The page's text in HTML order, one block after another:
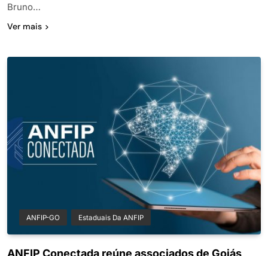
Bruno…
Ver mais
ANFIP-GO Estaduais Da ANFIP
ANFIP Conectada reúne associados de Goiás